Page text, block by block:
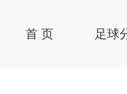
首 页 足球